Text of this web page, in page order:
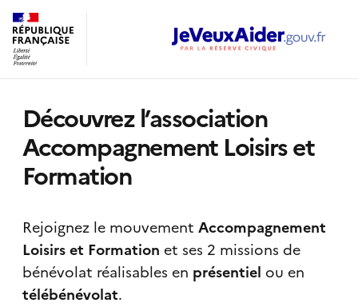
Découvrez l’association
Accompagnement Loisirs et
Formation
Rejoignez le mouvement Accompagnement
Loisirs et Formation et ses 2 missions de
bénévolat réalisables en présentiel ou en
télébénévolat.